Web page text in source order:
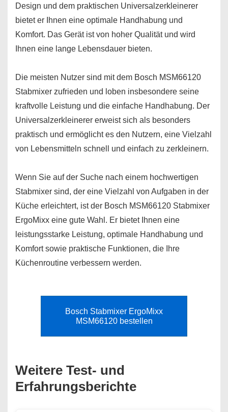
Design und dem praktischen Universalzerkleinerer
bietet er Ihnen eine optimale Handhabung und
Komfort. Das Gerät ist von hoher Qualität und wird
Ihnen eine lange Lebensdauer bieten.
Die meisten Nutzer sind mit dem Bosch MSM66120
Stabmixer zufrieden und loben insbesondere seine
kraftvolle Leistung und die einfache Handhabung. Der
Universalzerkleinerer erweist sich als besonders
praktisch und ermöglicht es den Nutzern, eine Vielzahl
von Lebensmitteln schnell und einfach zu zerkleinern.
Wenn Sie auf der Suche nach einem hochwertigen
Stabmixer sind, der eine Vielzahl von Aufgaben in der
Küche erleichtert, ist der Bosch MSM66120 Stabmixer
ErgoMixx eine gute Wahl. Er bietet Ihnen eine
leistungsstarke Leistung, optimale Handhabung und
Komfort sowie praktische Funktionen, die Ihre
Küchenroutine verbessern werden.
Bosch Stabmixer ErgoMixx
MSM66120 bestellen
Weitere Test- und
Erfahrungsberichte